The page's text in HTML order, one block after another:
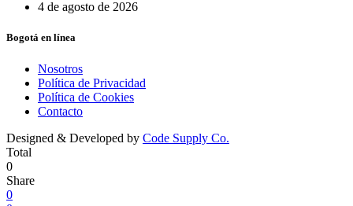
4 de agosto de 2026
Bogotá en línea
Nosotros
Política de Privacidad
Política de Cookies
Contacto
Designed & Developed by Code Supply Co.
Total
0
Share
0